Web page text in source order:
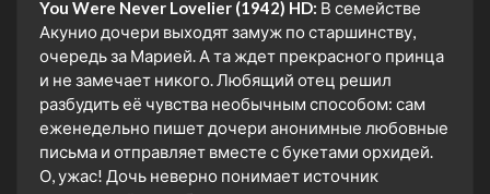
You Were Never Lovelier (1942) HD: В семействе
Акунио дочери выходят замуж по старшинству,
очередь за Марией. А та ждет прекрасного принца
и не замечает никого. Любящий отец решил
разбудить её чувства необычным способом: сам
еженедельно пишет дочери анонимные любовные
письма и отправляет вместе с букетами орхидей.
О, ужас! Дочь неверно понимает источник